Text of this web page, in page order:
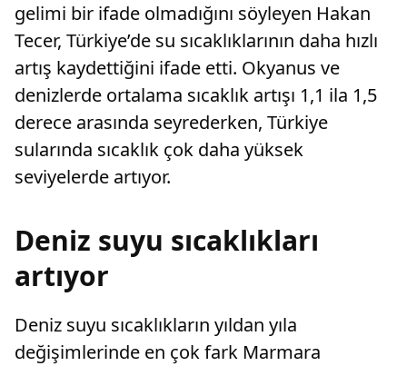
gelimi bir ifade olmadığını söyleyen Hakan
Tecer, Türkiye’de su sıcaklıklarının daha hızlı
artış kaydettiğini ifade etti. Okyanus ve
denizlerde ortalama sıcaklık artışı 1,1 ila 1,5
derece arasında seyrederken, Türkiye
sularında sıcaklık çok daha yüksek
seviyelerde artıyor.
Deniz suyu sıcaklıkları
artıyor
Deniz suyu sıcaklıkların yıldan yıla
değişimlerinde en çok fark Marmara